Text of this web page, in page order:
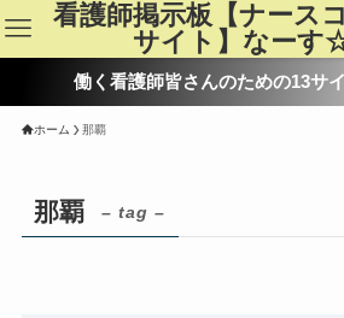
看護師掲示板【ナース
サイト】なーす
働く看護師皆さんのための13サイ
ホーム 那覇
那覇 – tag –